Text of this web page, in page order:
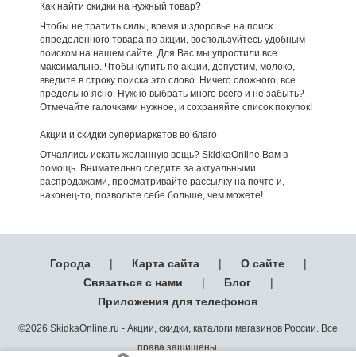
Как найти скидки на нужный товар?
Чтобы не тратить силы, время и здоровье на поиск
определенного товара по акции, воспользуйтесь удобным
поиском на нашем сайте. Для Вас мы упростили все
максимально. Чтобы купить по акции, допустим, молоко,
введите в строку поиска это слово. Ничего сложного, все
предельно ясно. Нужно выбрать много всего и не забыть?
Отмечайте галочками нужное, и сохраняйте список покупок!
Акции и скидки супермаркетов во благо
Отчаялись искать желанную вещь? SkidkaOnline Вам в
помощь. Внимательно следите за актуальными
распродажами, просматривайте рассылку на почте и,
наконец-то, позвольте себе больше, чем можете!
Города | Карта сайта | О сайте
|
Связаться с нами
| Блог
|
Приложения для телефонов
©2026 SkidkaOnline.ru - Акции, скидки, каталоги магазинов России. Все
права защищены.